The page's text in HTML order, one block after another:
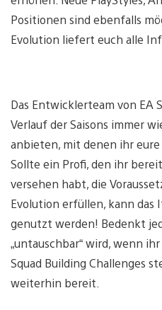
Positionen sind ebenfalls
Evolution liefert euch alle
Das Entwicklerteam von EA
Verlauf der Saisons immer
anbieten, mit denen ihr
Sollte ein Profi, den ihr
versehen habt, die
Evolution erfüllen, kann das
genutzt werden! Bedenkt
„untauschbar“ wird, wenn
Squad Building Challenges
weiterhin bereit.